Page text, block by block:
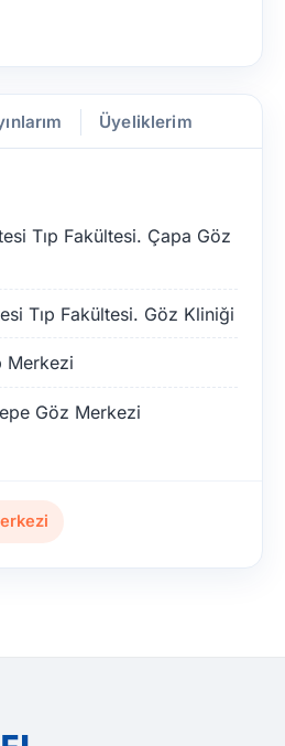
Üyeliklerim
Tıp Fakültesi. Çapa Göz
Tıp Fakültesi. Göz Kliniği
Merkezi
Göz Merkezi